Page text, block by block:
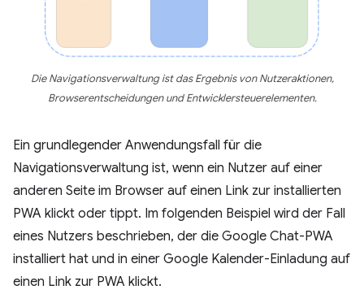
Die Navigationsverwaltung ist das Ergebnis von Nutzeraktionen,
Browserentscheidungen und Entwicklersteuerelementen.
Ein grundlegender Anwendungsfall für die
Navigationsverwaltung ist, wenn ein Nutzer auf einer
anderen Seite im Browser auf einen Link zur installierten
PWA klickt oder tippt. Im folgenden Beispiel wird der Fall
eines Nutzers beschrieben, der die Google Chat-PWA
installiert hat und in einer Google Kalender-Einladung auf
einen Link zur PWA klickt.